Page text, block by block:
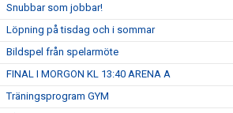
Snubbar som jobbar!
Löpning på tisdag och i sommar
Bildspel från spelarmöte
FINAL I MORGON KL 13:40 ARENA A
Träningsprogram GYM